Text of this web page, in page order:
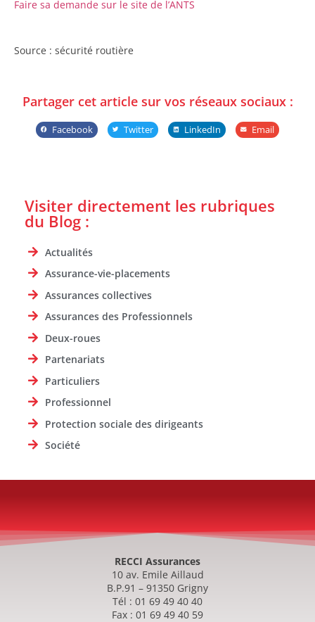
Faire sa demande sur le site de l’ANTS
Source : sécurité routière
Partager cet article sur vos réseaux sociaux :
Facebook Twitter LinkedIn Email
Visiter directement les rubriques
du Blog :
Actualités
Assurance-vie-placements
Assurances collectives
Assurances des Professionnels
Deux-roues
Partenariats
Particuliers
Professionnel
Protection sociale des dirigeants
Société
RECCI Assurances
10 av. Emile Aillaud
B.P.91 – 91350 Grigny
Tél : 01 69 49 40 40
Fax : 01 69 49 40 59